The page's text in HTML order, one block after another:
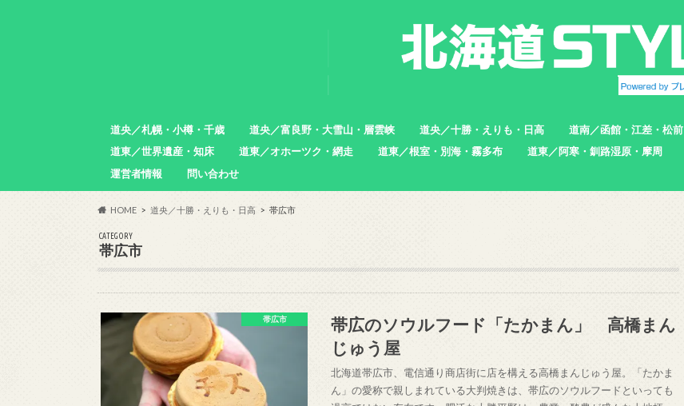
道央／札幌・小樽・千歳
札幌市
小樽市
石狩市
北広島市
恵庭市
千歳市
苫小牧市
道央／富良野・大雪山・層雲峡
中富良野町
東川町
沼田町
幌加内町
増毛町
道央／十勝・えりも・日高
帯広市
えりも町
新ひだか町
足寄町
道南／函館・江差・松前
函館市
北斗市
七飯町
松前町
江差町
上ノ国町
道東／世界遺産・知床
羅臼町
斜里町
道東／オホーツク・網走 道東／根室・別海・霧多布 道東／阿寒・釧路湿原・摩周
運営者情報
問い合わせ
HOME 道央／十勝・えりも・日高 帯広市
CATEGORY
帯広市
帯広市
帯広のソウルフード「たかまん」 高橋まん
じゅう屋
北海道帯広市、電信通り商店街に店を構える高橋まんじゅう屋。「たかま
ん」の愛称で親しまれている大判焼きは、帯広のソウルフードといっても